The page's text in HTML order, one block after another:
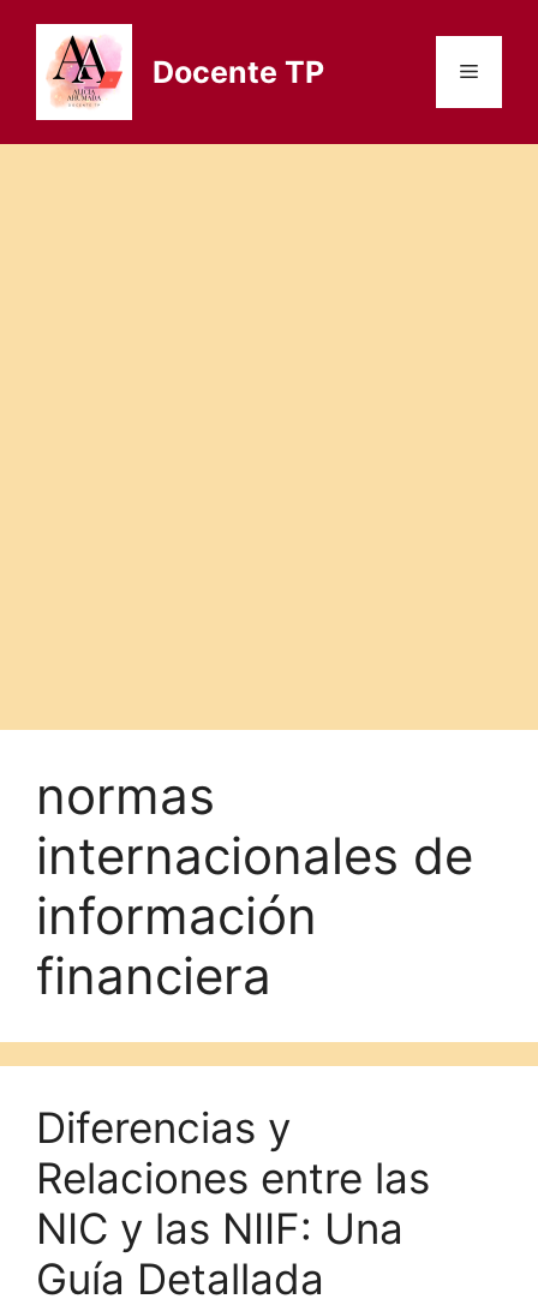
contenido
Docente TP Menú
normas
internacionales de
información
financiera
Diferencias y
Relaciones entre las
NIC y las NIIF: Una
Guía Detallada